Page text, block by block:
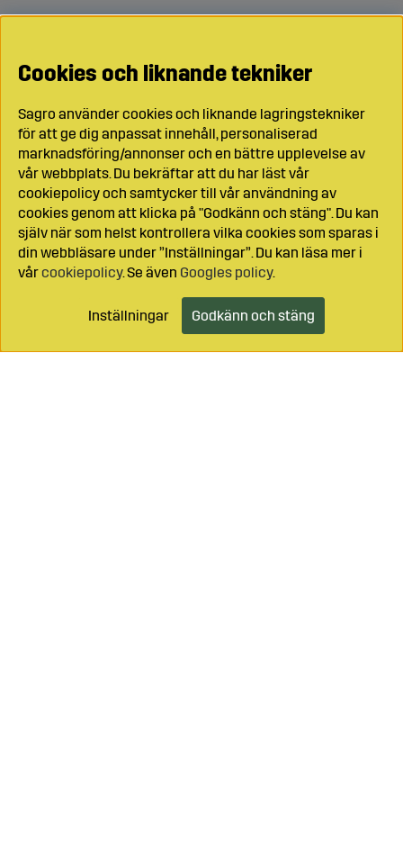
Lägg i kundvagnen
Cookies och liknande tekniker
Sagro använder cookies och liknande lagringstekniker
för att ge dig anpassat innehåll, personaliserad
marknadsföring/annonser och en bättre upplevelse av
vår webbplats. Du bekräftar att du har läst vår
cookiepolicy och samtycker till vår användning av
cookies genom att klicka på "Godkänn och stäng". Du kan
själv när som helst kontrollera vilka cookies som sparas i
din webbläsare under ”Inställningar”. Du kan läsa mer i
vårcookiepolicy. Se även Googles policy.
Inställningar Godkänn och stäng